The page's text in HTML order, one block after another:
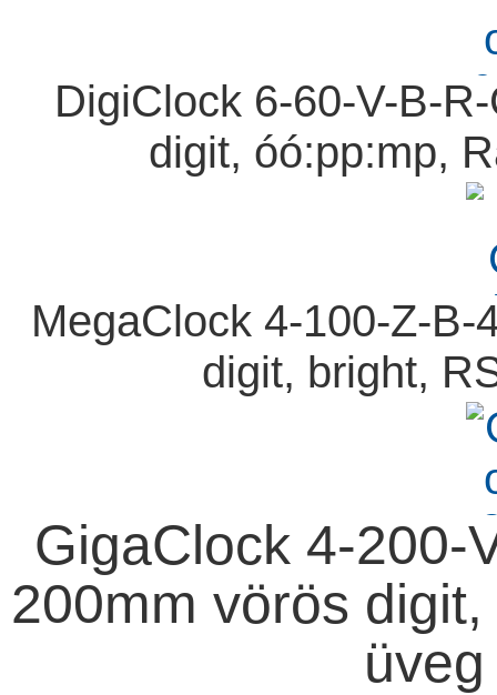
DigiClock 6-60-V-B-
digit, óó:pp:mp,
MegaClock 4-100-Z-
digit, bright,
GigaClock 4-200-
200mm vörös